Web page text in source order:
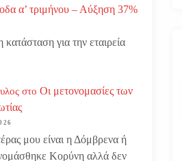
α’ τριμήνου – Αύξηση 37%
κατάσταση για την εταιρεία
στο Οι μετονομασίες των
μου είναι η Δόμβρενα ή
Κορύνη αλλά δεν